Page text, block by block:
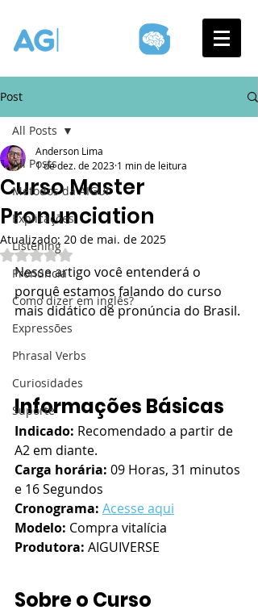
Post
All Posts
Métodos da AIGUI
Explicações
Listening
Pronúncia
Como dizer em inglês?
Expressões
Phrasal Verbs
Curiosidades
Suporte
All Posts
Curso Master
Pronunciation
Anderson Lima
1 de dez. de 2023 1 min de leitura
Atualizado: 20 de mai. de 2025
Avaliado com NaN de 5 estrelas.
Nesse artigo você entenderá o
porquê estamos falando do curso
mais didático de pronúncia do Brasil.
Informações Básicas
Indicado: Recomendado a partir de
A2 em diante.
Carga horária: 09 Horas, 31 minutos
e 16 Segundos
Cronograma: Acesse aqui
Modelo: Compra vitalícia
Produtora: AIGUIVERSE
Sobre o Curso